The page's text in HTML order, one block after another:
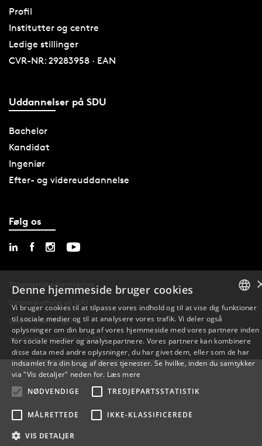
Profil
Institutter og centre
Ledige stillinger
CVR-NR: 29283958 · EAN
Uddannelser på SDU
Bachelor
Kandidat
Ingeniør
Efter- og videreuddannelse
Følg os
Tilgængelighedserklæring
Databeskyttelse på SDU
Cookie-indstillinger
Whistleblowerordning på SDU
ENGLISH
Denne hjemmeside bruger cookies
Vi bruger cookies til at tilpasse vores indhold og til at vise dig funktioner
til sociale medier og til at analysere vores trafik. Vi deler også
oplysninger om din brug af vores hjemmeside med vores partnere inden
for sociale medier og analysepartnere. Vores partnere kan kombinere
disse data med andre oplysninger, du har givet dem, eller som de har
indsamlet fra din brug af deres tjenester. Se hvilke, inden du samtykker
via "Vis detaljer" neden for. Læs mere
NØDVENDIGE
TREDJEPARTSSTATISTIK
MÅLRETTEDE IKKE-KLASSIFICEREDE
VIS DETALJER